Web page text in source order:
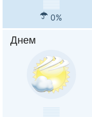
0%
Днем